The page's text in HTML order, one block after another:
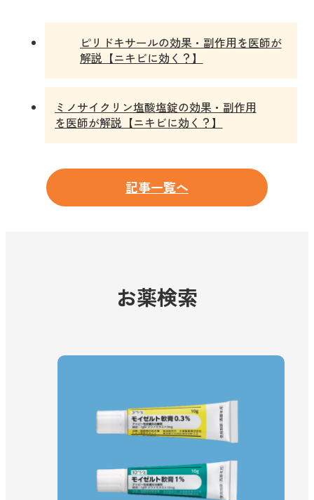
ピリドキサールの効果・副作用を医師が
解説【ニキビに効く？】
ミノサイクリン塩酸塩錠の効果・副作用
を医師が解説【ニキビに効く？】
記事一覧へ
お薬検索